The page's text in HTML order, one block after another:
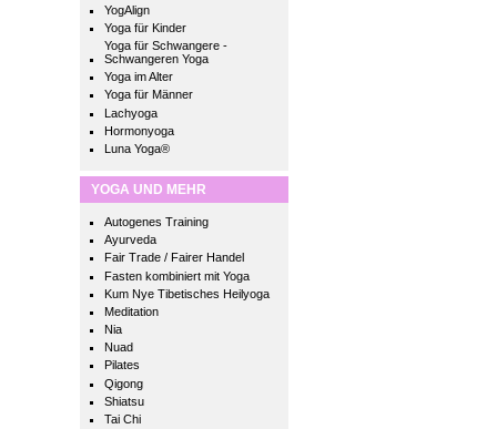
YogAlign
Yoga für Kinder
Yoga für Schwangere -
Schwangeren Yoga
Yoga im Alter
Yoga für Männer
Lachyoga
Hormonyoga
Luna Yoga®
YOGA UND MEHR
Autogenes Training
Ayurveda
Fair Trade / Fairer Handel
Fasten kombiniert mit Yoga
Kum Nye Tibetisches Heilyoga
Meditation
Nia
Nuad
Pilates
Qigong
Shiatsu
Tai Chi